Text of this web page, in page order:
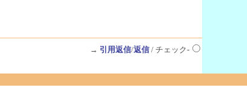
→ 引用返信/返信/ チェック-